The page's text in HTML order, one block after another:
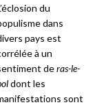
du
dans
pays est
à un
deras-le-
dont les
sont